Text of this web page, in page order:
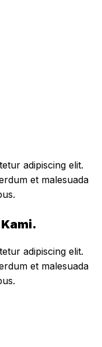
adipiscing elit.
et malesuada
adipiscing elit.
et malesuada